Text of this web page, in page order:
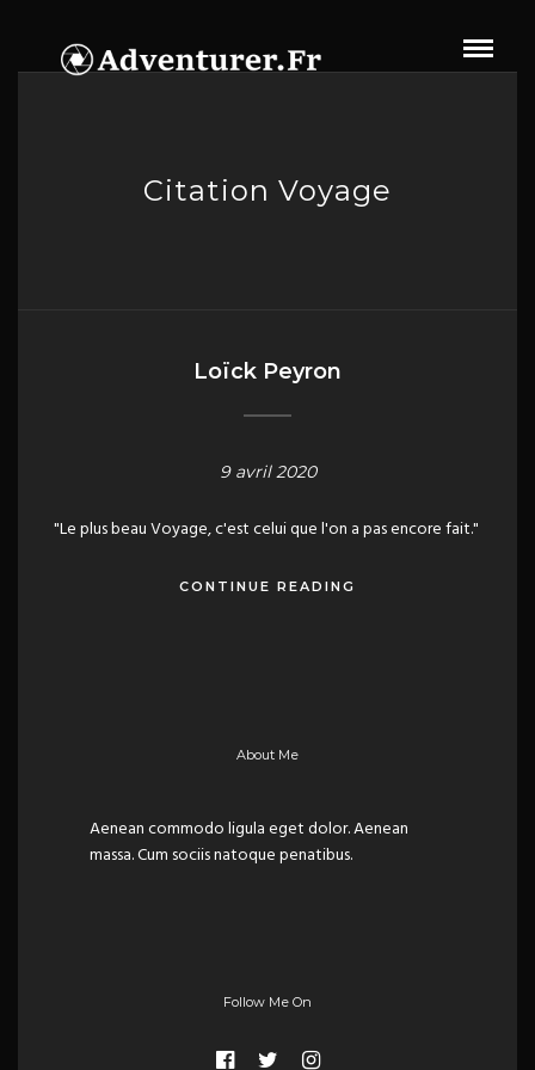
Citation Voyage
Loïck Peyron
9 avril 2020
"Le plus beau Voyage, c'est celui que l'on a pas encore fait."
CONTINUE READING
About Me
Aenean commodo ligula eget dolor. Aenean
massa. Cum sociis natoque penatibus.
Follow Me On